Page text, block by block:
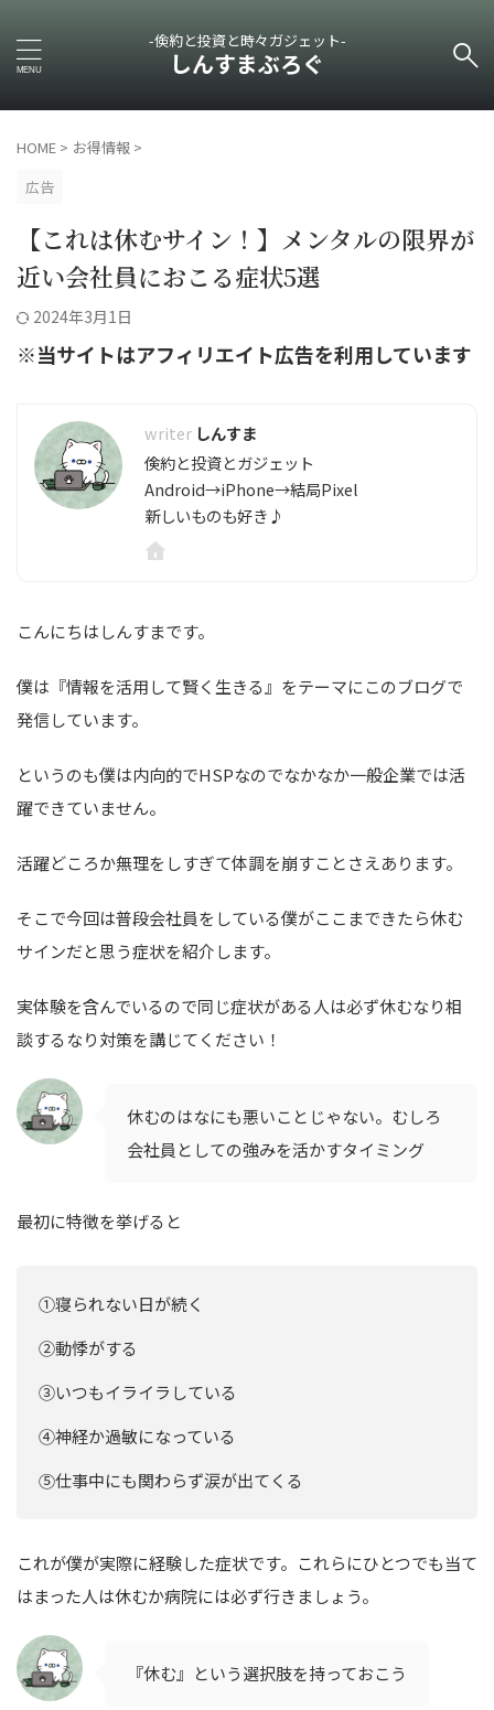
-倹約と投資と時々ガジェット-
しんすまぶろぐ
HOME > お得情報 >
広告
【これは休むサイン！】メンタルの限界が
近い会社員におこる症状5選
2024年3月1日
※当サイトはアフィリエイト広告を利用しています
しんすま
倹約と投資とガジェット
Android→iPhone→結局Pixel
新しいものも好き♪
こんにちはしんすまです。
僕は『情報を活用して賢く生きる』をテーマにこのブログで
発信しています。
というのも僕は内向的でHSPなのでなかなか一般企業では活
躍できていません。
活躍どころか無理をしすぎて体調を崩すことさえあります。
そこで今回は普段会社員をしている僕がここまできたら休む
サインだと思う症状を紹介します。
実体験を含んでいるので同じ症状がある人は必ず休むなり相
談するなり対策を講じてください！
休むのはなにも悪いことじゃない。むしろ
会社員としての強みを活かすタイミング
最初に特徴を挙げると
①寝られない日が続く
②動悸がする
③いつもイライラしている
④神経か過敏になっている
⑤仕事中にも関わらず涙が出てくる
これが僕が実際に経験した症状です。これらにひとつでも当て
はまった人は休むか病院には必ず行きましょう。
『休む』という選択肢を持っておこう